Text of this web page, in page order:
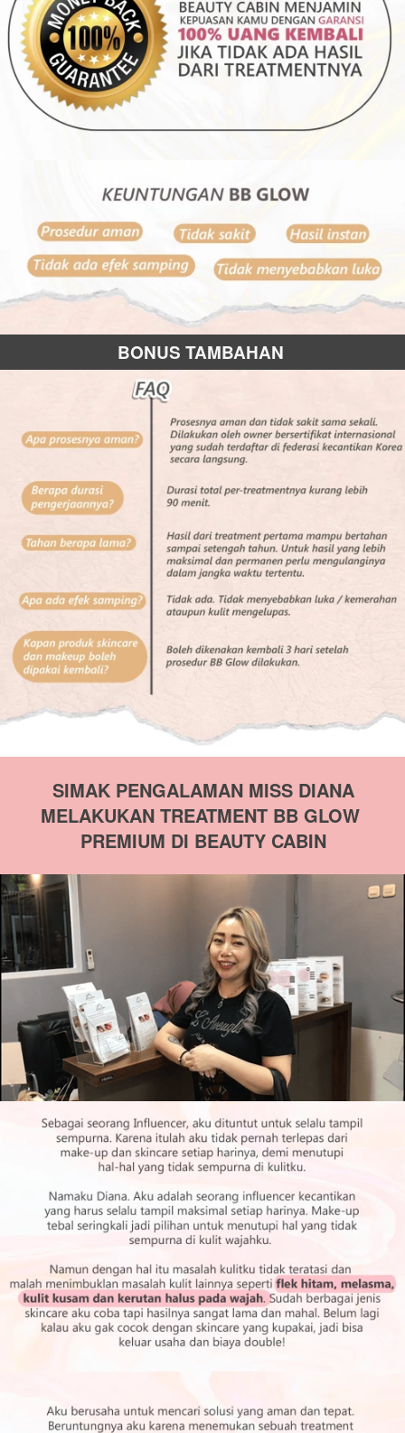
BONUS TAMBAHAN
SIMAK PENGALAMAN MISS DIANA
MELAKUKAN TREATMENT BB GLOW
PREMIUM DI BEAUTY CABIN